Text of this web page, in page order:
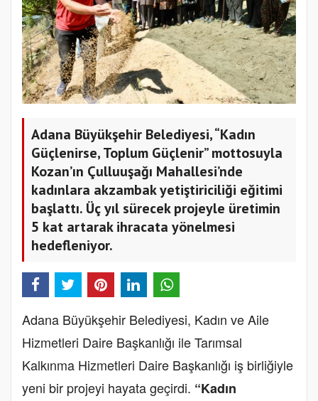
Adana Büyükşehir Belediyesi, “Kadın
Güçlenirse, Toplum Güçlenir” mottosuyla
Kozan’ın Çulluuşağı Mahallesi’nde
kadınlara akzambak yetiştiriciliği eğitimi
başlattı. Üç yıl sürecek projeyle üretimin
5 kat artarak ihracata yönelmesi
hedefleniyor.
Adana Büyükşehir Belediyesi, Kadın ve Aile
Hizmetleri Daire Başkanlığı ile Tarımsal
Kalkınma Hizmetleri Daire Başkanlığı iş birliğiyle
yeni bir projeyi hayata geçirdi. “Kadın